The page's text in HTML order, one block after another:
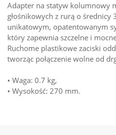
Adapter na statyw kolumnowy
głośnikowych z rurą o
unikatowym, opatentowanym
który zapewnia szczelne i
Ruchome plastikowe zaciski
tworząc połączenie wolne od
• Waga: 0.7 kg,
• Wysokość: 270 mm.